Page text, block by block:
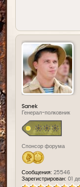
Sanek
Генерал-полковник
Спонсор форума
Сообщения: 25546
Зарегистрирован: 01